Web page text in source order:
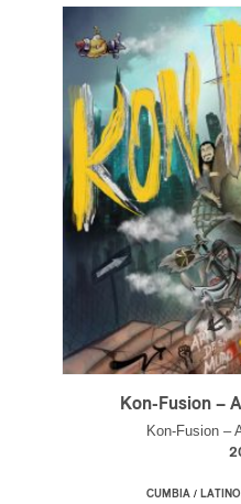
Kon-Fusion –
Kon-Fusion –
CUMBIA / LATINO